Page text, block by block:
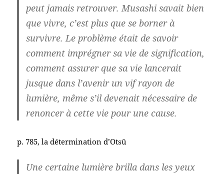
peut jamais retrouver. Musashi savait bien
que vivre, c’est plus que se borner à
survivre. Le problème était de savoir
comment imprégner sa vie de signification,
comment assurer que sa vie lancerait
jusque dans l’avenir un vif rayon de
lumière, même s’il devenait nécessaire de
renoncer à cette vie pour une cause.
p. 785, la détermination d’Otsū
Une certaine lumière brilla dans les yeux